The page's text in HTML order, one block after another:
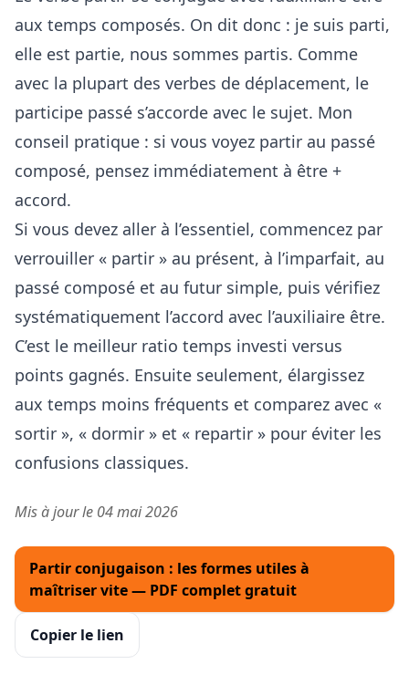
aux temps composés. On dit donc : je suis parti,
elle est partie, nous sommes partis. Comme
avec la plupart des verbes de déplacement, le
participe passé s’accorde avec le sujet. Mon
conseil pratique : si vous voyez partir au passé
composé, pensez immédiatement à être +
accord.
Si vous devez aller à l’essentiel, commencez par
verrouiller « partir » au présent, à l’imparfait, au
passé composé et au futur simple, puis vérifiez
systématiquement l’accord avec l’auxiliaire être.
C’est le meilleur ratio temps investi versus
points gagnés. Ensuite seulement, élargissez
aux temps moins fréquents et comparez avec «
sortir », « dormir » et « repartir » pour éviter les
confusions classiques.
Mis à jour le 04 mai 2026
Partir conjugaison : les formes utiles à
maîtriser vite — PDF complet gratuit
Copier le lien